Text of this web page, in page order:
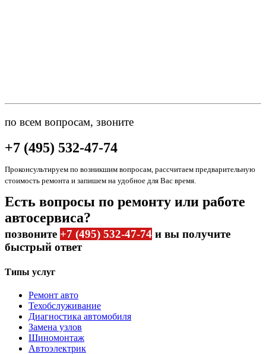
по всем вопросам, звоните
+7 (495) 532-47-74
Проконсультируем по возникшим вопросам, рассчитаем предварительную
стоимость ремонта и запишем на удобное для Вас время.
Есть вопросы по ремонту или работе
автосервиса?
позвоните +7 (495) 532-47-74 и вы получите
быстрый ответ
Типы услуг
Ремонт авто
Техобслуживание
Диагностика автомобиля
Замена узлов
Шиномонтаж
Автоэлектрик